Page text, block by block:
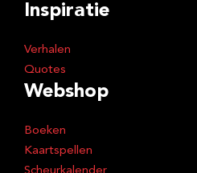
Inspiratie
Verhalen
Quotes
Webshop
Boeken
Kaartspellen